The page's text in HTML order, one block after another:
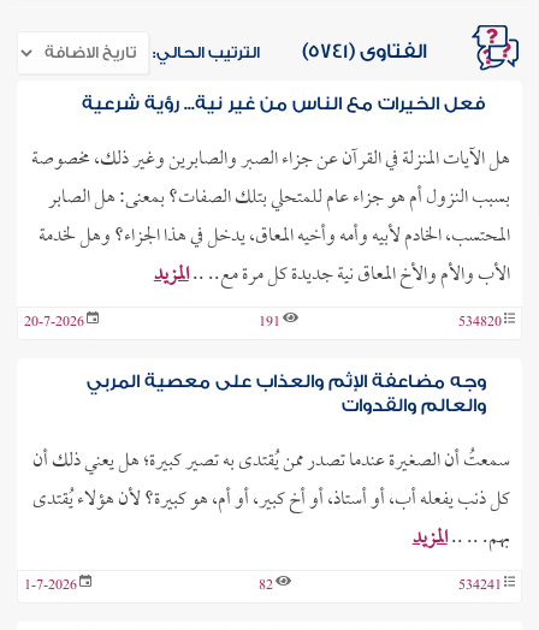
الفتاوى (5741) الترتيب الحالي:
فعل الخيرات مع الناس من غير نية... رؤية شرعية
هل الآيات المنزلة في القرآن عن جزاء الصبر والصابرين وغير ذلك، مخصوصة
بسبب النزول أم هو جزاء عام للمتحلي بتلك الصفات؟ بمعنى: هل الصابر
المحتسب، الخادم لأبيه وأمه وأخيه المعاق، يدخل في هذا الجزاء؟ وهل لخدمة
الأب والأم والأخ المعاق نية جديدة كل مرة مع.. ..المزيد
534820
191
20-7-2026
وجه مضاعفة الإثم والعذاب على معصية المربي
والعالم والقدوات
سمعتُ أن الصغيرة عندما تصدر ممن يُقتدى به تصير كبيرة؛ هل يعني ذلك أن
كل ذنب يفعله أب، أو أستاذ، أو أخ كبير، أو أم، هو كبيرة؟ لأن هؤلاء يُقتدى
بهم. .. ..المزيد
534241
82
1-7-2026